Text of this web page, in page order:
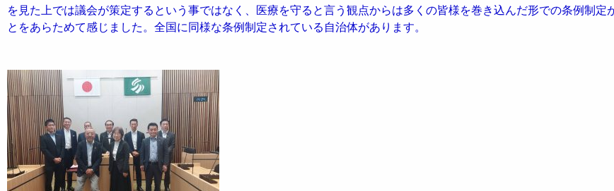
を見た上では議会が策定するという事ではなく、医療を守ると言う観点からは多くの皆様を巻き込んだ形での条例制定
とをあらためて感じました。全国に同様な条例制定されている自治体があります。